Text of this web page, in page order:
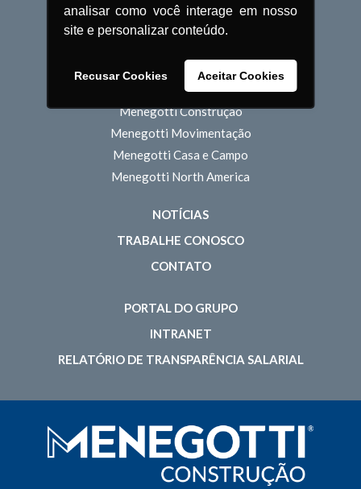
analisar como você interage em nosso
site e personalizar conteúdo.
Recusar Cookies Aceitar Cookies
POLÍTICA DE PRIVACIDADE
Menegotti Construção
Menegotti Movimentação
Menegotti Casa e Campo
Menegotti North America
NOTÍCIAS
TRABALHE CONOSCO
CONTATO
PORTAL DO GRUPO
INTRANET
RELATÓRIO DE TRANSPARÊNCIA SALARIAL